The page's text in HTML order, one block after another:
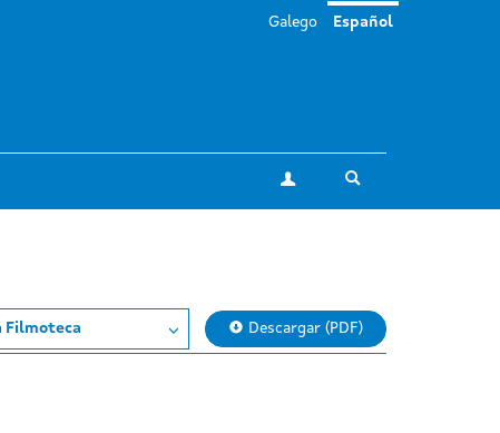
Mi cuenta
Galego Español
Filmoteca Descargar (PDF)